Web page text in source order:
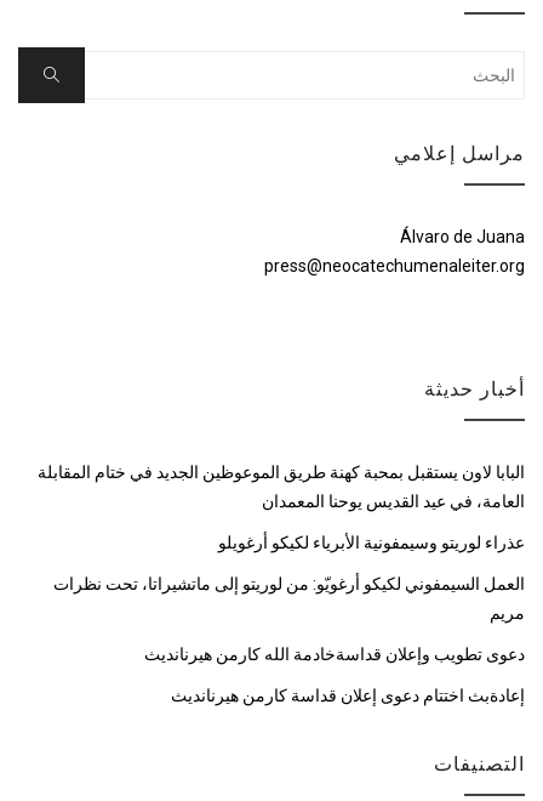
Search
Search
مراسل إعلامي
Álvaro de Juana
press@neocatechumenaleiter.org
أخبار حديثة
البابا لاون يستقبل بمحبة كهنة طريق الموعوظين الجديد في ختام المقابلة
العامة، في عيد القديس يوحنا المعمدان
عذراء لوريتو وسيمفونية الأبرياء لكيكو أرغويلو
العمل السيمفوني لكيكو أرغويّو: من لوريتو إلى ماتشيراتا، تحت نظرات
مريم
دعوى تطويب وإعلان قداسةخادمة الله كارمن هيرنانديث
إعادةبث اختتام دعوى إعلان قداسة كارمن هيرنانديث
التصنيفات